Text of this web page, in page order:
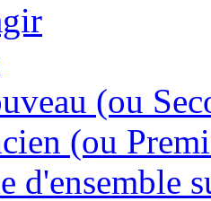
(ou
(ou
d'ensemble